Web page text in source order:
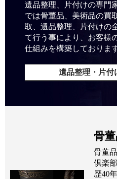
遺品整理、片付けの専門
では骨董品、美術品の買
取、遺品整理、片付けの
て行う事により、お客様
仕組みを構築しております
遺品整理・片付
骨
骨董
倶楽
歴40